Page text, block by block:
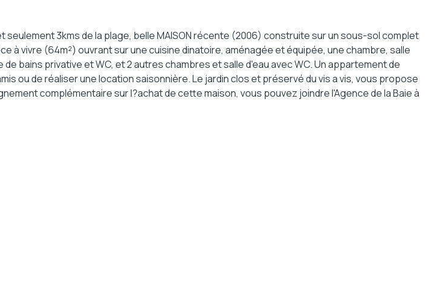
et seulement 3kms de la plage, belle MAISON récente (2006) construite sur un sous-sol complet
à vivre (64m²) ouvrant sur une cuisine dinatoire, aménagée et équipée, une chambre, salle
bains privative et WC, et 2 autres chambres et salle d'eau avec WC. Un appartement de
ou de réaliser une location saisonnière. Le jardin clos et préservé du vis a vis, vous propose
complémentaire sur l?achat de cette maison, vous pouvez joindre l'Agence de la Baie à